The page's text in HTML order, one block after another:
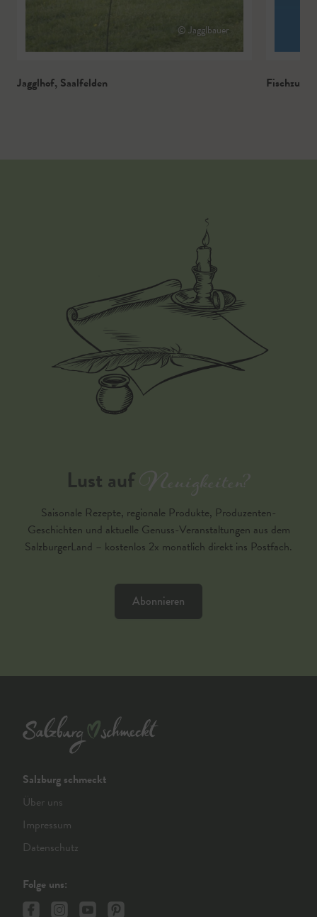
© Jagglbauer
Jagglhof, Saalfelden
Lust aufNeuigkeiten?
Saisonale Rezepte, regionale Produkte, Produzenten-
Geschichten und aktuelle Genuss-Veranstaltungen aus dem
SalzburgerLand – kostenlos 2x monatlich direkt ins Postfach.
Abonnieren
Salzburg schmeckt
Über uns
Impressum
Datenschutz
Folge uns: